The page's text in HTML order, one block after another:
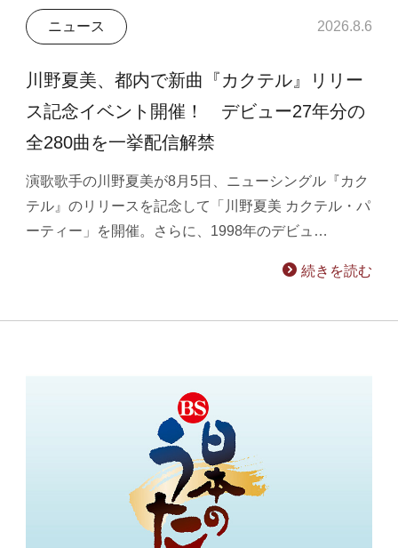
ニュース 2026.8.6
川野夏美、都内で新曲『カクテル』リリー
ス記念イベント開催！ デビュー27年分の
全280曲を一挙配信解禁
演歌歌手の川野夏美が8月5日、ニューシングル『カク
テル』のリリースを記念して「川野夏美 カクテル・パ
ーティー」を開催。さらに、1998年のデビュ…
続きを読む